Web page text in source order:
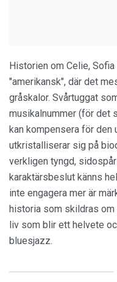
Historien om Celie,
"amerikansk", där det
gråskalor. Svårtuggat
musikalnummer (för det
kan kompensera för den
utkristalliserar sig på
verkligen tyngd,
karaktärsbeslut känns
inte engagera mer är
historia som skildras
liv som blir ett helvete
bluesjazz.